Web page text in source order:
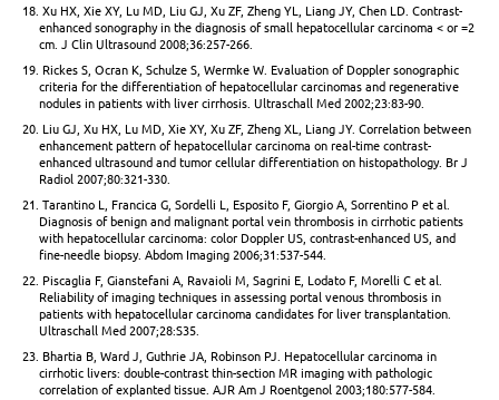
18. Xu HX, Xie XY, Lu MD, Liu GJ, Xu ZF, Zheng YL, Liang JY, Chen LD. Contrast-
enhanced sonography in the diagnosis of small hepatocellular carcinoma < or =2
cm. J Clin Ultrasound 2008;36:257-266.
19. Rickes S, Ocran K, Schulze S, Wermke W. Evaluation of Doppler sonographic
criteria for the differentiation of hepatocellular carcinomas and regenerative
nodules in patients with liver cirrhosis. Ultraschall Med 2002;23:83-90.
20. Liu GJ, Xu HX, Lu MD, Xie XY, Xu ZF, Zheng XL, Liang JY. Correlation between
enhancement pattern of hepatocellular carcinoma on real-time contrast-
enhanced ultrasound and tumor cellular differentiation on histopathology. Br J
Radiol 2007;80:321-330.
21. Tarantino L, Francica G, Sordelli L, Esposito F, Giorgio A, Sorrentino P et al.
Diagnosis of benign and malignant portal vein thrombosis in cirrhotic patients
with hepatocellular carcinoma: color Doppler US, contrast-enhanced US, and
fine-needle biopsy. Abdom Imaging 2006;31:537-544.
22. Piscaglia F, Gianstefani A, Ravaioli M, Sagrini E, Lodato F, Morelli C et al.
Reliability of imaging techniques in assessing portal venous thrombosis in
patients with hepatocellular carcinoma candidates for liver transplantation.
Ultraschall Med 2007;28:S35.
23. Bhartia B, Ward J, Guthrie JA, Robinson PJ. Hepatocellular carcinoma in
cirrhotic livers: double-contrast thin-section MR imaging with pathologic
correlation of explanted tissue. AJR Am J Roentgenol 2003;180:577-584.